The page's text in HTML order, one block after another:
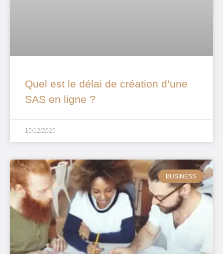
Quel est le délai de création d’une
SAS en ligne ?
15/12/2025
BUSINESS